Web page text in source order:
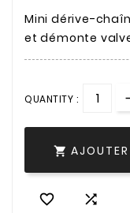
Mini dérive-
et démonte
QUANTITY :

 